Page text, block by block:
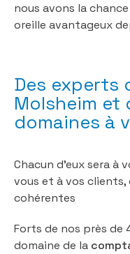
nous avons la
oreille avantageux
Des experts
Molsheim et
domaines à
Chacun d’eux sera
vous et à vos
cohérentes
Forts de nos près de
domaine de la